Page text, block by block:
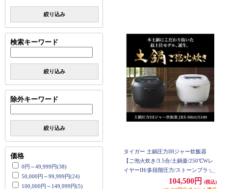
絞り込み
検索キーワード
絞り込み
除外キーワード
絞り込み
価格
0円～49,999円(38)
50,000円～99,999円(24)
100,000円～149,999円(5)
タイガー 土鍋圧力IHジャー炊飯器
【ご泡火炊き/3.5合/土鍋釜/250℃Wレ
イヤーIH/多段階圧力/ストーンブラッ
104,500円
(税込)